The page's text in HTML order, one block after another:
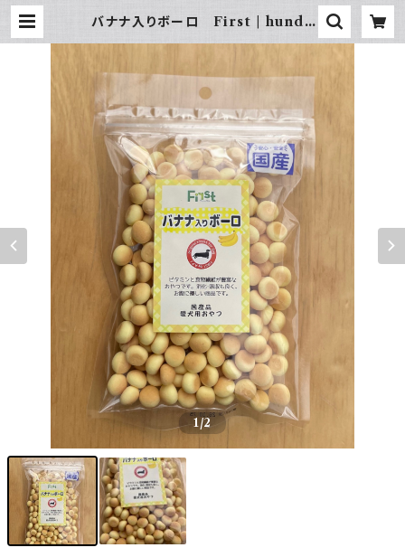
バナナ入りボーロ First | hunde
1/2